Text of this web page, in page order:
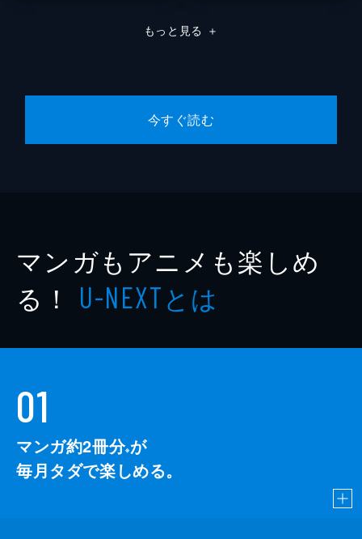
もっと見る ＋
今すぐ読む
マンガもアニメも楽しめ
る！ U-NEXTとは
01
マンガ約2冊分※が
毎月タダで楽しめる。